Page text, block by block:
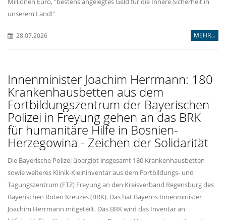
unserem Land!"
28.07.2026 MEHR...
Innenminister Joachim Herrmann: 180
Krankenhausbetten aus dem
Fortbildungszentrum der Bayerischen
Polizei in Freyung gehen an das BRK
für humanitäre Hilfe in Bosnien-
Herzegowina - Zeichen der Solidarität
Die Bayerische Polizei übergibt insgesamt 180 Krankenhausbetten
sowie weiteres Klinik-Kleininventar aus dem Fortbildungs- und
Tagungszentrum (FTZ) Freyung an den Kreisverband Regensburg des
Bayerischen Roten Kreuzes (BRK). Das hat Bayerns Innenminister
Joachim Herrmann mitgeteilt. Das BRK wird das Inventar an